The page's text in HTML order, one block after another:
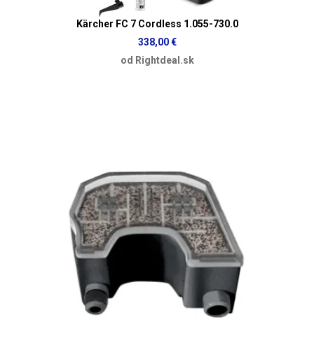
Kärcher FC 7 Cordless 1.055-730.0
338,00 €
od Rightdeal.sk